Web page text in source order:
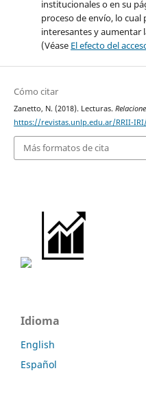
institucionales o en su
proceso de envío, lo
interesantes y aumentar
(Véase El efecto del
Cómo citar
Zanetto, N. (2018). Lecturas.
https://revistas.unlp.edu.ar/RRII-
Más formatos de cita
Idioma
English
Español